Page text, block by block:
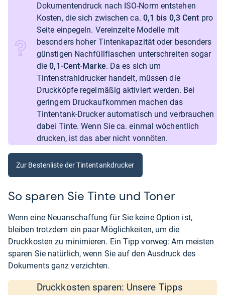
Dokumentendruck nach ISO-Norm entstehen
Kosten, die sich zwischen ca. 0,1 bis 0,3 Cent pro
Seite einpegeln. Vereinzelte Modelle mit
besonders hoher Tintenkapazität oder besonders
günstigen Nachfüllflaschen unterschreiten sogar
die0,1-Cent-Marke. Da es sich um
Tintenstrahldrucker handelt, müssen die
Druckköpfe regelmäßig aktiviert werden. Bei
geringem Druckaufkommen machen das
Tintentank-Drucker automatisch und verbrauchen
dabei Tinte. Wenn Sie ca. einmal wöchentlich
drucken, ist das aber nicht vonnöten.
Zur Bestenliste der Tintentankdrucker
So sparen Sie Tinte und Toner
Wenn eine Neuanschaffung für Sie keine Option ist,
bleiben trotzdem ein paar Möglichkeiten, um die
Druckkosten zu minimieren. Ein Tipp vorweg: Am meisten
sparen Sie natürlich, wenn Sie auf den Ausdruck des
Dokuments ganz verzichten.
Druckkosten sparen: Unsere Tipps